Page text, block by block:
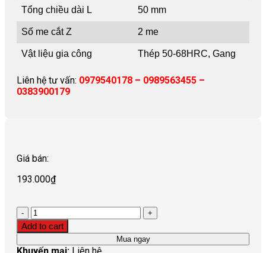
Tổng chiều dài L 50 mm
Số me cắt Z 2 me
Vật liệu gia công Thép 50-68HRC, Gang
Liên hệ tư vấn: 0979540178 – 0989563455 –
0383900179
Giá bán:
193.000₫
Quantity
Add to cart
Mua ngay